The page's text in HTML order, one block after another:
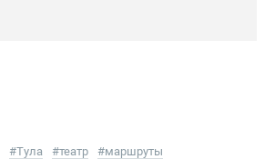
#Тула #театр #маршруты